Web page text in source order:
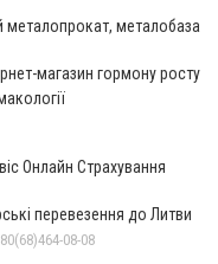
металопрокат, металобаза
магазин гормону росту
Онлайн Страхування
перевезення до Литви
08-08